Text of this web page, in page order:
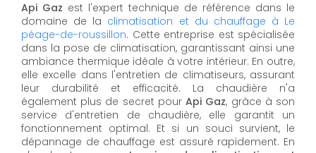
Api Gaz est l'expert technique de référence dans le
domaine de la climatisation et du chauffage à Le
péage-de-roussillon. Cette entreprise est spécialisée
dans la pose de climatisation, garantissant ainsi une
ambiance thermique idéale à votre intérieur. En outre,
elle excelle dans l'entretien de climatiseurs, assurant
leur durabilité et efficacité. La chaudière n'a
également plus de secret pourApi Gaz, grâce à son
service d'entretien de chaudière, elle garantit un
fonctionnement optimal. Et si un souci survient, le
dépannage de chauffage est assuré rapidement. En